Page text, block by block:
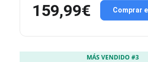
159,99€ Comprar
MÁS VENDIDO #3